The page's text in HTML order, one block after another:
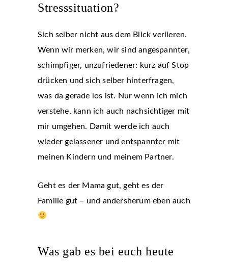
Stresssituation?
Sich selber nicht aus dem Blick verlieren.
Wenn wir merken, wir sind angespannter,
schimpfiger, unzufriedener: kurz auf Stop
drücken und sich selber hinterfragen,
was da gerade los ist. Nur wenn ich mich
verstehe, kann ich auch nachsichtiger mit
mir umgehen. Damit werde ich auch
wieder gelassener und entspannter mit
meinen Kindern und meinem Partner.
Geht es der Mama gut, geht es der
Familie gut – und andersherum eben auch
Was gab es bei euch heute